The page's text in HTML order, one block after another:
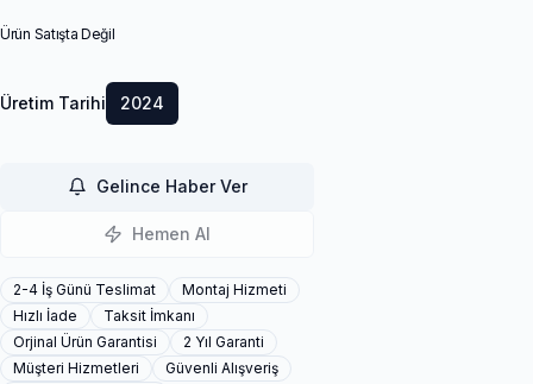
Ürün Satışta Değil
Üretim Tarihi 2024
Gelince Haber Ver
Hemen Al
2-4 İş Günü Teslimat
Montaj Hizmeti
Hızlı İade
Taksit İmkanı
Orjinal Ürün Garantisi
2 Yıl Garanti
Müşteri Hizmetleri
Güvenli Alışveriş